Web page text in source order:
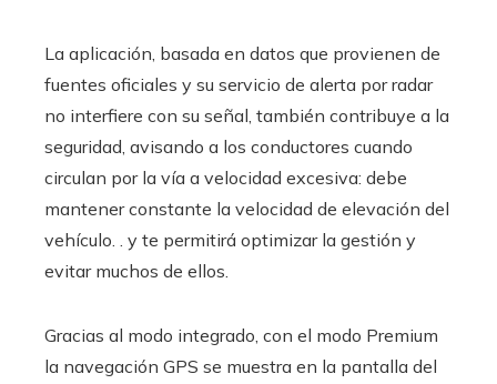
La aplicación, basada en datos que provienen de
fuentes oficiales y su servicio de alerta por radar
no interfiere con su señal, también contribuye a la
seguridad, avisando a los conductores cuando
circulan por la vía a velocidad excesiva: debe
mantener constante la velocidad de elevación del
vehículo. . y te permitirá optimizar la gestión y
evitar muchos de ellos.
Gracias al modo integrado, con el modo Premium
la navegación GPS se muestra en la pantalla del